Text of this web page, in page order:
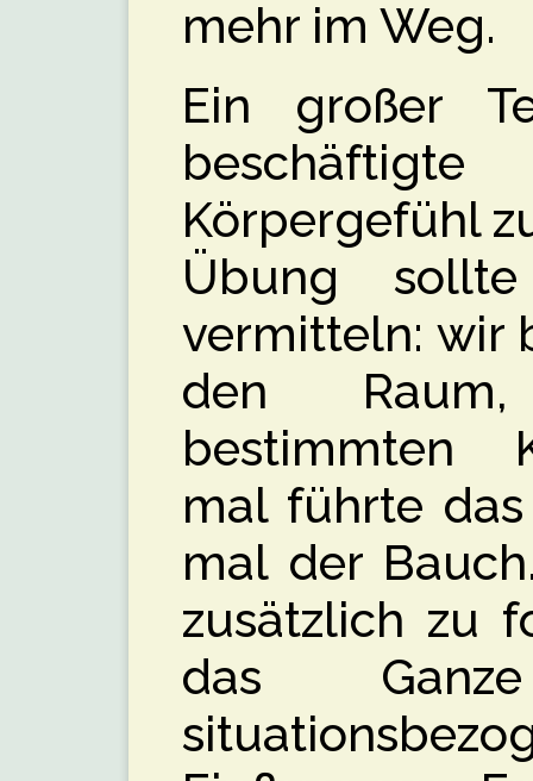
mehr im Weg.
Ein großer
Körpergefühl
Übung
vermitteln: wir
den
bestimmten
mal führte
mal der
zusätzlich zu
das